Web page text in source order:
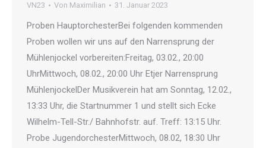
VN23 Von Maximilian 31. Januar 2023
Proben HauptorchesterBei folgenden kommenden
Proben wollen wir uns auf den Narrensprung der
Mühlenjockel vorbereiten:Freitag, 03.02., 20:00
UhrMittwoch, 08.02., 20:00 Uhr Etjer Narrensprung
MühlenjockelDer Musikverein hat am Sonntag, 12.02.,
13:33 Uhr, die Startnummer 1 und stellt sich Ecke
Wilhelm-Tell-Str./ Bahnhofstr. auf. Treff: 13:15 Uhr.
Probe JugendorchesterMittwoch, 08.02, 18:30 Uhr